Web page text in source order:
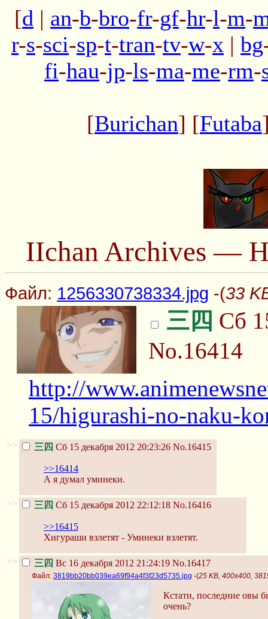
[d | an-b-bro-fr-gf-hr-l-m-
r-s-sci-sp-t-tran-tv-w-x | bg
fi-hau-jp-ls-ma-me-rm-
[Burichan] [Futaba
IIchan Archives —
Файл: 1256330738334.jpg -(33
三四 Сб
No.16414
http://
15/higurashi-no-naku-
>> 三四 Сб 15 декабря 2012 20:23:26 No.16415
>>16414
А я думал уминеки.
>> 三四 Сб 15 декабря 2012 22:12:18 No.16416
>>16415
Хигураши взлетят - Уминеки взлетят.
>> 三四 Вс 16 декабря 2012 21:24:19 No.16417
Файл: 3819bb20bb039ea69f94a4f3f23d5735.jpg -(25 KB, 400x400,
Кстати, последние овы
очень?